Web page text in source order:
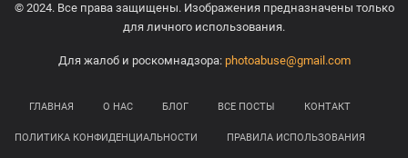
© 2024. Все права защищены. Изображения предназначены только
для личного использования.
Для жалоб и роскомнадзора: photoabuse@gmail.com
ГЛАВНАЯ О НАС БЛОГ ВСЕ ПОСТЫ КОНТАКТ
ПОЛИТИКА КОНФИДЕНЦИАЛЬНОСТИ ПРАВИЛА ИСПОЛЬЗОВАНИЯ